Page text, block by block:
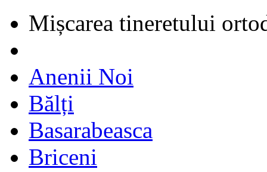
Mișcarea tineretului
Anenii Noi
Bălți
Basarabeasca
Briceni